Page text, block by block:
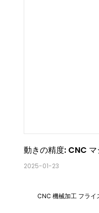
動きの精度: CNC
2025-01-23
CNC 機械加工 フライ